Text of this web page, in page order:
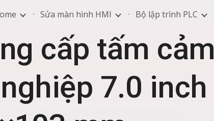
Skip to navigation
Sửa màn hình HMI Bộ lập trình PLC
cấp tấm cảm
7.0 inch